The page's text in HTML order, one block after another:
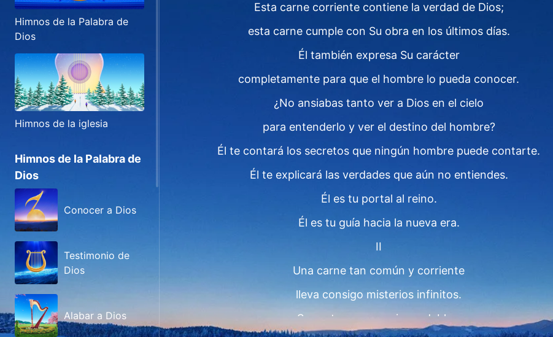
Himnos de la Palabra de
Dios
Himnos de la iglesia
Himnos de la Palabra de
Dios
Conocer a Dios
Testimonio de
Dios
Alabar a Dios
Esta carne corriente contiene la verdad de Dios;
esta carne cumple con Su obra en los últimos días.
Él también expresa Su carácter
completamente para que el hombre lo pueda conocer.
¿No ansiabas tanto ver a Dios en el cielo
para entenderlo y ver el destino del hombre?
Él te contará los secretos que ningún hombre puede contarte.
Él te explicará las verdades que aún no entiendes.
Él es tu portal al reino.
Él es tu guía hacia la nueva era.
II
Una carne tan común y corriente
lleva consigo misterios infinitos.
Sus actos parecen insondables,